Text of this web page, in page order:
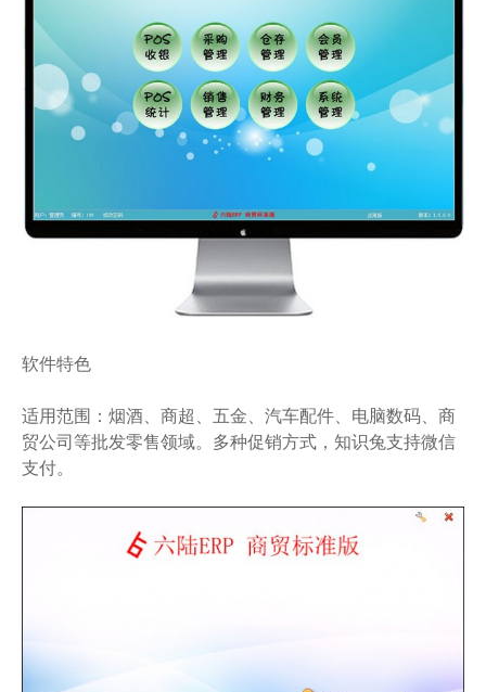
软件特色
适用范围：烟酒、商超、五金、汽车配件、电脑数码、商
贸公司等批发零售领域。多种促销方式，知识兔支持微信
支付。